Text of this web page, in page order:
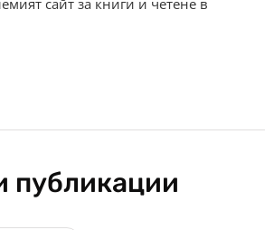
публикации